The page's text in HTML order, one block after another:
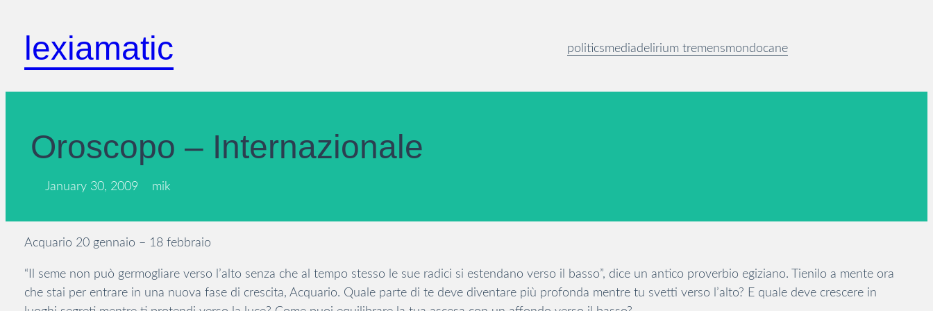
content
lexiamatic politicsmediadelirium tremensmondocane
Oroscopo – Internazionale
January 30, 2009 mik
Acquario 20 gennaio – 18 febbraio
“Il seme non può germogliare verso l’alto senza che al tempo stesso le sue radici si estendano verso il basso”, dice un antico proverbio egiziano. Tienilo a mente ora
che stai per entrare in una nuova fase di crescita, Acquario. Quale parte di te deve diventare più profonda mentre tu svetti verso l’alto? E quale deve crescere in